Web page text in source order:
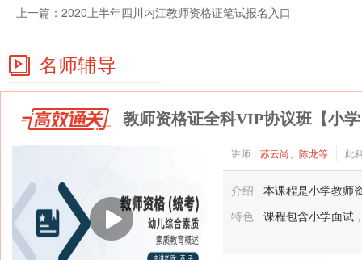
上一篇： 2020上半年四川内江教师资格证笔试报名入口
名师辅导
教师资格证全科VIP协议班【小
讲师： 苏云尚、陈龙等 此
介绍
本课程是小学教师
特色 课程包含小学面试